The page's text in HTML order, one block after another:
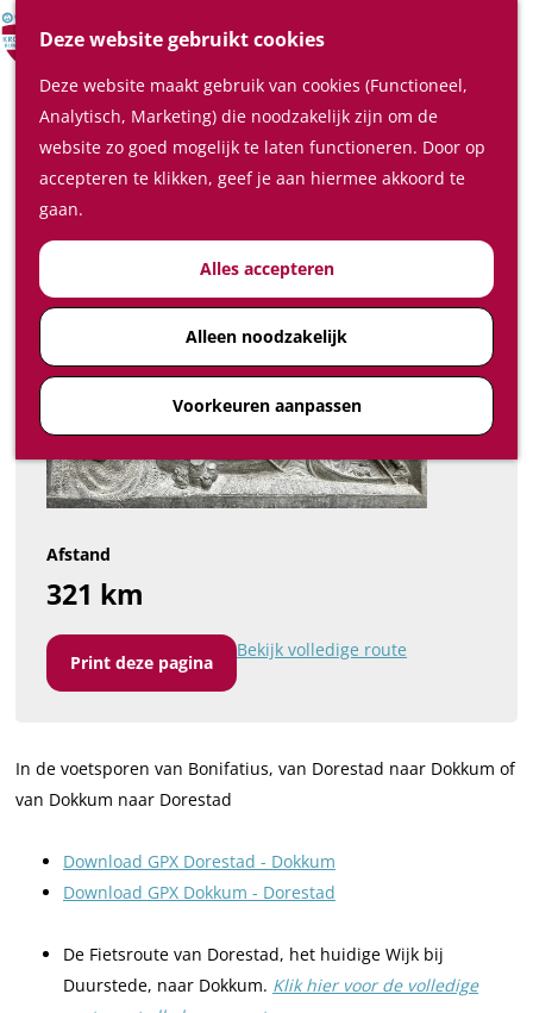
Deze website gebruikt cookies
Deze website maakt gebruik van cookies (Functioneel,
Analytisch, Marketing) die noodzakelijk zijn om de
website zo goed mogelijk te laten functioneren. Door op
accepteren te klikken, geef je aan hiermee akkoord te
gaan.
Alles accepteren
Alleen noodzakelijk
Voorkeuren aanpassen
Z
e
k
e
n
M
e
n
u
In de regio
Plan je bezoek
Waar te slapen
Waar te eten en drinken
Hoe kom ik in de Kromme
Rijnstreek
Feest-, vergader- en
congreslocaties
Diensten
Bonifatius fietsroute
Download GPX
Afstand
321 km
Print deze pagina
Bekijk volledige route
In de voetsporen van Bonifatius, van Dorestad naar Dokkum of
van Dokkum naar Dorestad
Download GPX Dorestad - Dokkum
Download GPX Dokkum - Dorestad
De Fietsroute van Dorestad, het huidige Wijk bij
Duurstede, naar Dokkum. Klik hier voor de volledige